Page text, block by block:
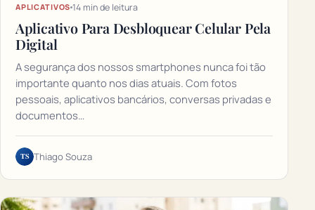
APLICATIVOS 14 min de leitura
Aplicativo Para Desbloquear Celular Pela
Digital
A segurança dos nossos smartphones nunca foi tão
importante quanto nos dias atuais. Com fotos
pessoais, aplicativos bancários, conversas privadas e
documentos…
TS Thiago Souza